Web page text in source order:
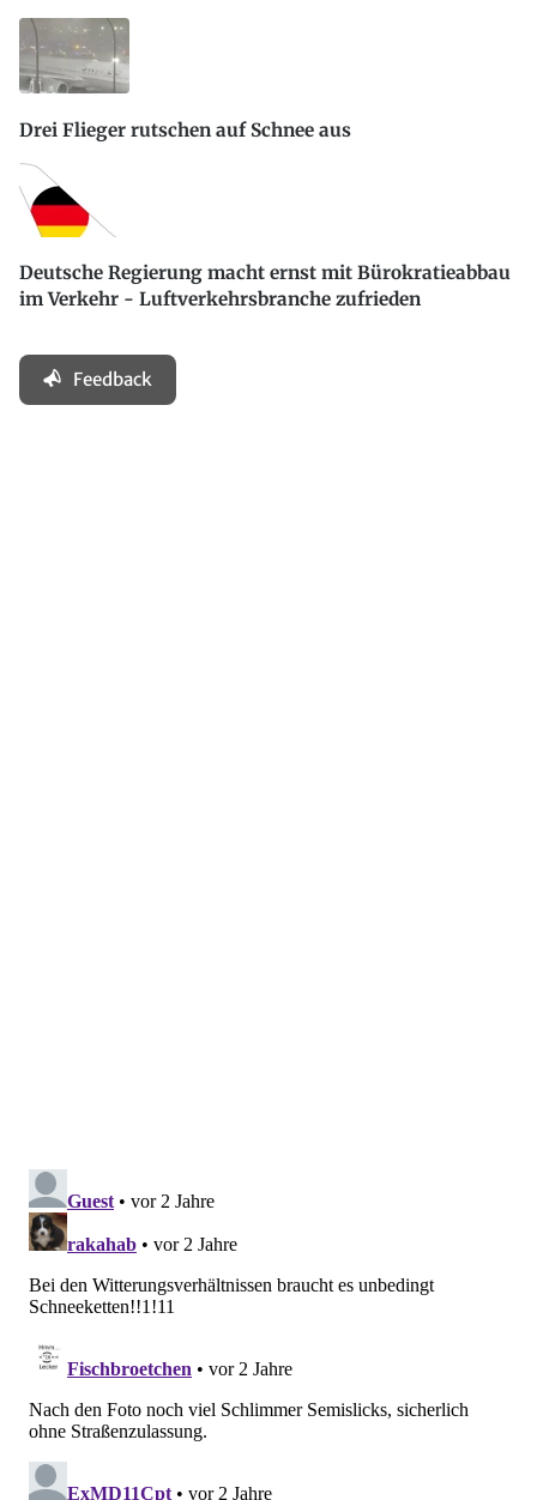
Drei Flieger rutschen auf Schnee aus
Deutsche Regierung macht ernst mit Bürokratieabbau
im Verkehr - Luftverkehrsbranche zufrieden
Feedback